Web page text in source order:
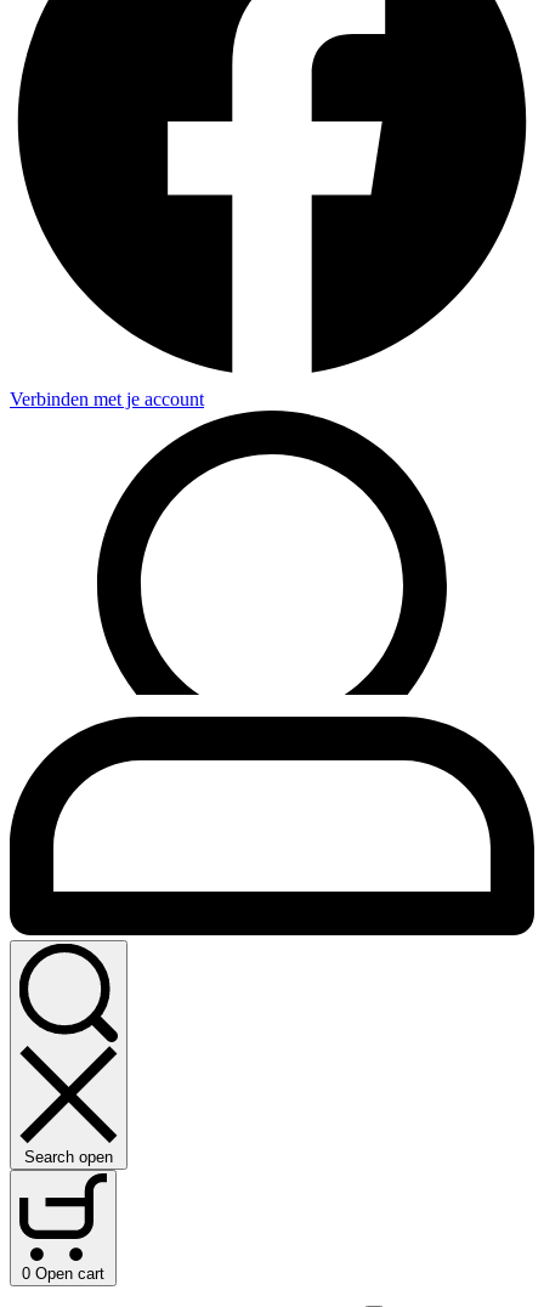
Verbinden met je account
Search open
0 Open cart